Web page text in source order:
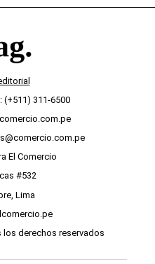
(+511) 311-6500
El Comercio
#532
Lima
los derechos reservados